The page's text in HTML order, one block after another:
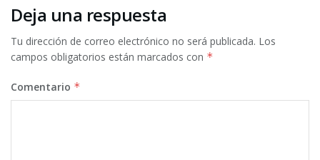
Deja una respuesta
Tu dirección de correo electrónico no será publicada. Los
campos obligatorios están marcados con *
Comentario *